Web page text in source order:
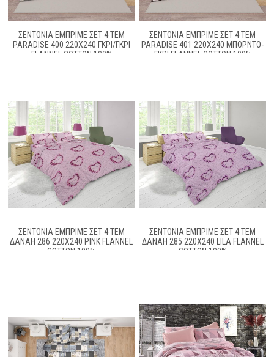
ΣΕΝΤΟΝΙΑ ΕΜΠΡΙΜΕ ΣΕΤ 4 ΤΕΜ
PARADISE 400 220Χ240 ΓΚΡΊ/ΓΚΡΊ
FLANNEL COTTON 100%
ΣΕΝΤΟΝΙΑ ΕΜΠΡΙΜΕ ΣΕΤ 4 ΤΕΜ
PARADISE 401 220X240 ΜΠΟΡΝΤΌ-
ΓΚΡΊ FLANNEL COTTON 100%
ΣΕΝΤΟΝΙΑ ΕΜΠΡΙΜΕ ΣΕΤ 4 ΤΕΜ
ΔΑΝΆΗ 286 220X240 PINK FLANNEL
COTTON 100%
ΣΕΝΤΟΝΙΑ ΕΜΠΡΙΜΕ ΣΕΤ 4 ΤΕΜ
ΔΑΝΆΗ 285 220X240 LILA FLANNEL
COTTON 100%